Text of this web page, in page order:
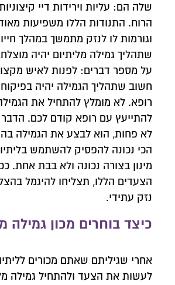
צרו איתנו קשר
השאירו פרטים ונחזור אליכם לשיחת
שלה הם: עליות וירידות דיי
הרוח. התנודות הללו משפיעות
וגורמות לו לנזק מתמשך במהלך
שתהליך גמילה מליתיום יהיה
על מספר דברים: לפנות לאיש
חשוב שתהליך הגמילה יהיה בפיקוח
רופא. לא מומלץ להתחיל את
להתייעץ עם רופא קודם לכם.
לא פחות, הוא לבצע את הגמילה
הכי נכונה להפסיק להשתמש
מינון בצורה נכונה ולא בבת אחת.
הצעדים הללו, תצליחו להיגמל
נזק עתידי.
כיצד בוחרים מכון גמילה
אחרי שגיליתם שאתם מכורים
לעשות את הצעד ולהתחיל גמילה